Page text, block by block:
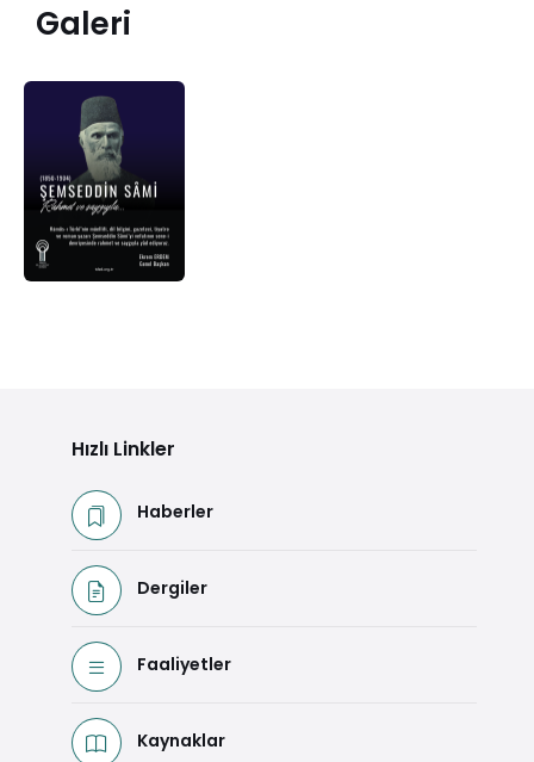
Galeri
Hızlı Linkler
Haberler
Dergiler
Faaliyetler
Kaynaklar